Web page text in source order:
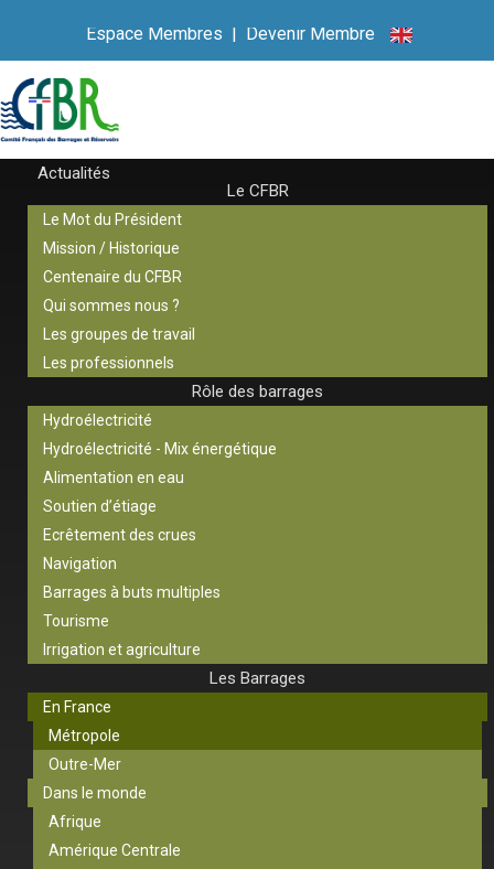
Espace Membres | Devenir Membre
Actualités
Le CFBR
Le Mot du Président
Mission / Historique
Centenaire du CFBR
Qui sommes nous ?
Les groupes de travail
Les professionnels
Rôle des barrages
Hydroélectricité
Hydroélectricité - Mix énergétique
Alimentation en eau
Soutien d’étiage
Ecrêtement des crues
Navigation
Barrages à buts multiples
Tourisme
Irrigation et agriculture
Les Barrages
En France
Métropole
Outre-Mer
Dans le monde
Afrique
Amérique Centrale